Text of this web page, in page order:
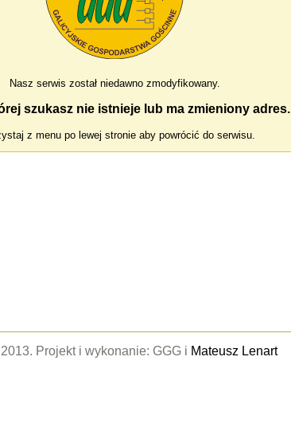
Nasz serwis został niedawno zmodyfikowany.
szukasz nie istnieje lub ma zmieniony adres.
z menu po lewej stronie aby powrócić do serwisu.
Projekt i wykonanie: GGG i Mateusz Lenart